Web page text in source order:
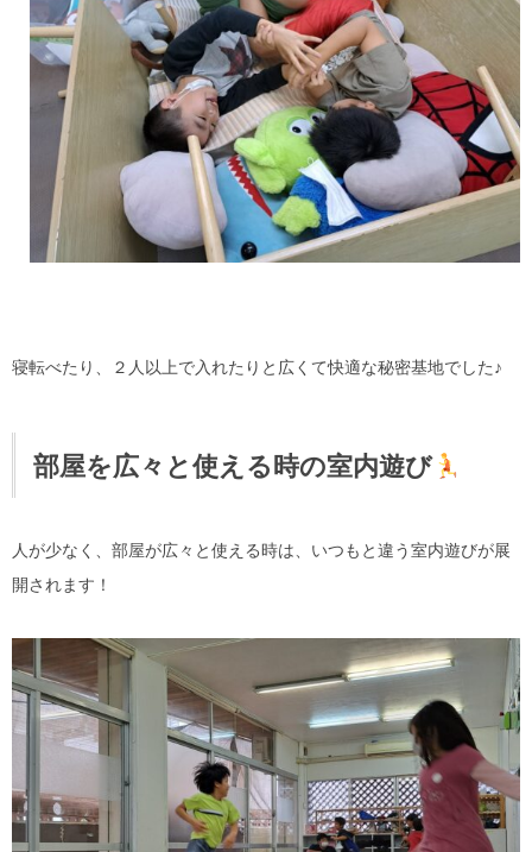
寝転べたり、２人以上で入れたりと広くて快適な秘密基地でした♪
部屋を広々と使える時の室内遊び
人が少なく、部屋が広々と使える時は、いつもと違う室内遊びが展
開されます！